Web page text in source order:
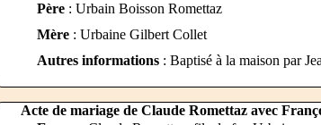
Père : Urbain Boisson Romettaz
Mère : Urbaine Gilbert Collet
Autres informations : Baptisé à la maison par
Acte de mariage de Claude Romettaz avec